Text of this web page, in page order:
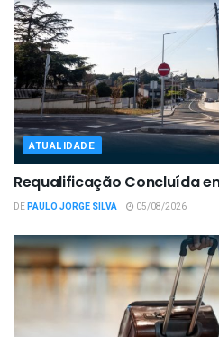
ATUALIDADE
Requalificação Concluída
DEPAULO JORGE SILVA 05/08/2026